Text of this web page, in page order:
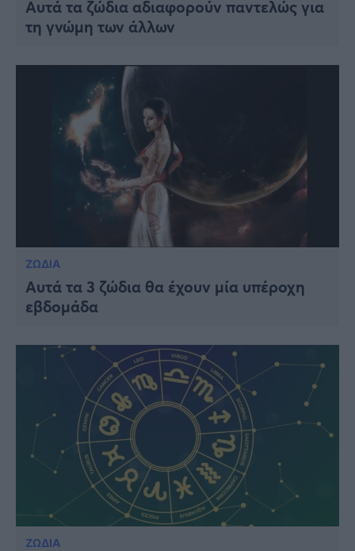
Αυτά τα ζώδια αδιαφορούν παντελώς για
τη γνώμη των άλλων
ΖΩΔΙΑ
Αυτά τα 3 ζώδια θα έχουν μία υπέροχη
εβδομάδα
ΖΩΔΙΑ